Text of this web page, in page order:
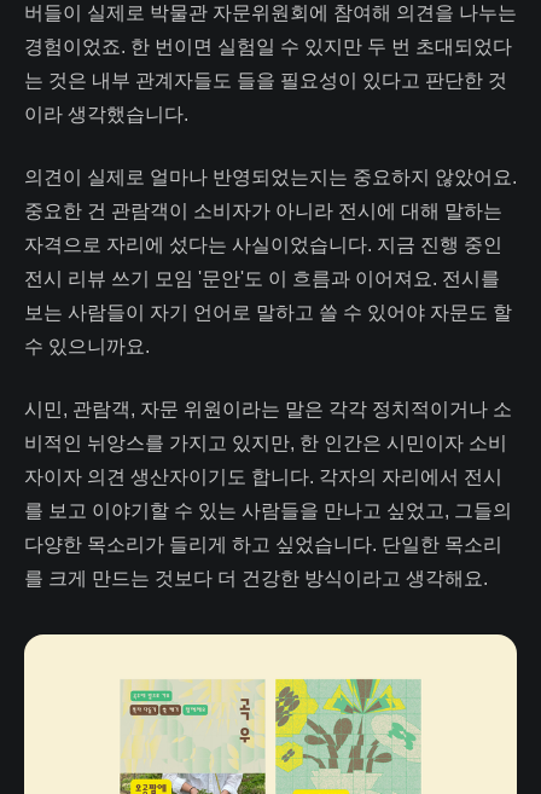
버들이 실제로 박물관 자문위원회에 참여해 의견을 나누는
경험이었죠. 한 번이면 실험일 수 있지만 두 번 초대되었다
는 것은 내부 관계자들도 들을 필요성이 있다고 판단한 것
이라 생각했습니다.
의견이 실제로 얼마나 반영되었는지는 중요하지 않았어요.
중요한 건 관람객이 소비자가 아니라 전시에 대해 말하는
자격으로 자리에 섰다는 사실이었습니다. 지금 진행 중인
전시 리뷰 쓰기 모임 '문안'도 이 흐름과 이어져요. 전시를
보는 사람들이 자기 언어로 말하고 쓸 수 있어야 자문도 할
수 있으니까요.
시민, 관람객, 자문 위원이라는 말은 각각 정치적이거나 소
비적인 뉘앙스를 가지고 있지만, 한 인간은 시민이자 소비
자이자 의견 생산자이기도 합니다. 각자의 자리에서 전시
를 보고 이야기할 수 있는 사람들을 만나고 싶었고, 그들의
다양한 목소리가 들리게 하고 싶었습니다. 단일한 목소리
를 크게 만드는 것보다 더 건강한 방식이라고 생각해요.